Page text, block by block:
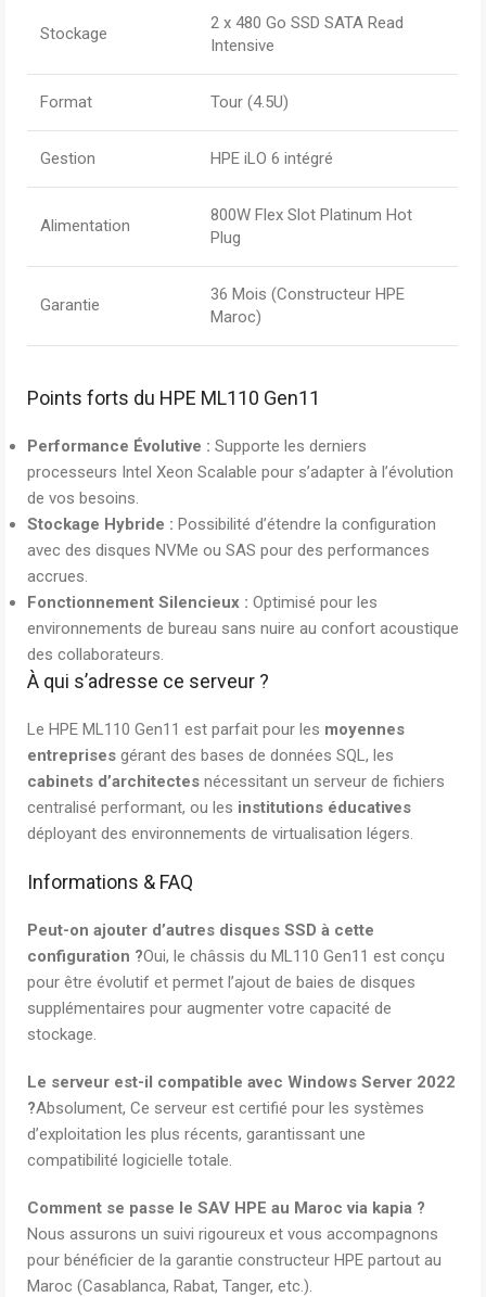
Stockage
2 x 480 Go SSD SATA Read
Intensive
Format Tour (4.5U)
Gestion HPE iLO 6 intégré
Alimentation
800W Flex Slot Platinum Hot
Plug
Garantie
36 Mois (Constructeur HPE
Maroc)
Points forts du HPE ML110 Gen11
Performance Évolutive : Supporte les derniers
processeurs Intel Xeon Scalable pour s’adapter à l’évolution
de vos besoins.
Stockage Hybride : Possibilité d’étendre la configuration
avec des disques NVMe ou SAS pour des performances
accrues.
Fonctionnement Silencieux : Optimisé pour les
environnements de bureau sans nuire au confort acoustique
des collaborateurs.
À qui s’adresse ce serveur ?
Le HPE ML110 Gen11 est parfait pour les moyennes
entreprises gérant des bases de données SQL, les
cabinets d’architectes nécessitant un serveur de fichiers
centralisé performant, ou les institutions éducatives
déployant des environnements de virtualisation légers.
Informations & FAQ
Peut-on ajouter d’autres disques SSD à cette
configuration ?Oui, le châssis du ML110 Gen11 est conçu
pour être évolutif et permet l’ajout de baies de disques
supplémentaires pour augmenter votre capacité de
stockage.
Le serveur est-il compatible avec Windows Server 2022
?Absolument, Ce serveur est certifié pour les systèmes
d’exploitation les plus récents, garantissant une
compatibilité logicielle totale.
Comment se passe le SAV HPE au Maroc via kapia ?
Nous assurons un suivi rigoureux et vous accompagnons
pour bénéficier de la garantie constructeur HPE partout au
Maroc (Casablanca, Rabat, Tanger, etc.).